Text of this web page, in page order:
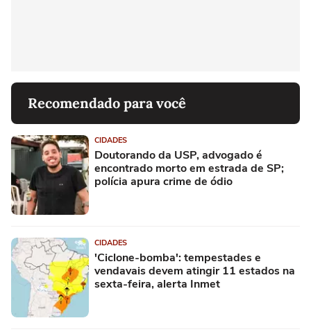
Recomendado para você
CIDADES
Doutorando da USP, advogado é
encontrado morto em estrada de SP;
polícia apura crime de ódio
CIDADES
'Ciclone-bomba': tempestades e
vendavais devem atingir 11 estados na
sexta-feira, alerta Inmet